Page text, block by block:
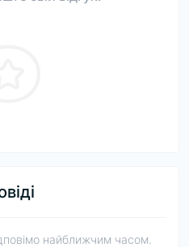
найближчим часом.